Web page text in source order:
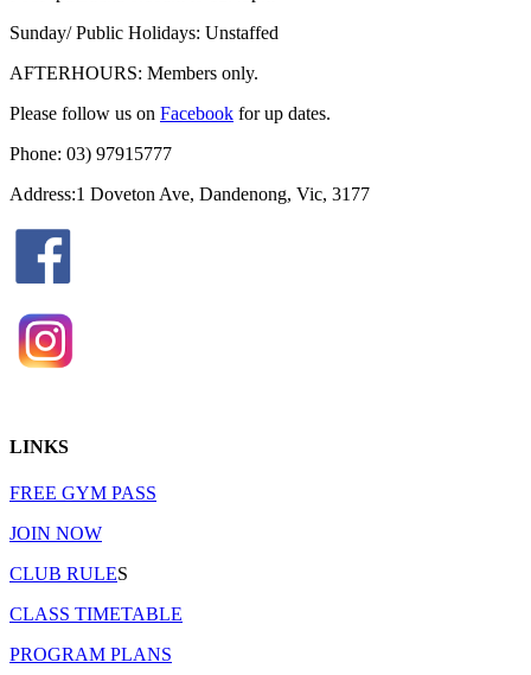
Sunday/ Public Holidays: Unstaffed
AFTERHOURS: Members only.
Please follow us on Facebook for up dates.
Phone: 03) 97915777
Address:1 Doveton Ave, Dandenong, Vic, 3177
LINKS
FREE GYM PASS
JOIN NOW
CLUB RULES
CLASS TIMETABLE
PROGRAM PLANS